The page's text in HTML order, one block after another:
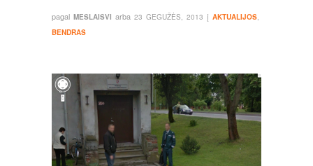
pagal MESLAISVI arba 23 GEGUŽĖS, 2013 į AKTUALIJOS,
BENDRAS